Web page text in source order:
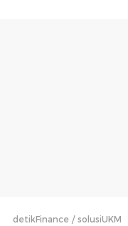
detikFinance solusiUKM